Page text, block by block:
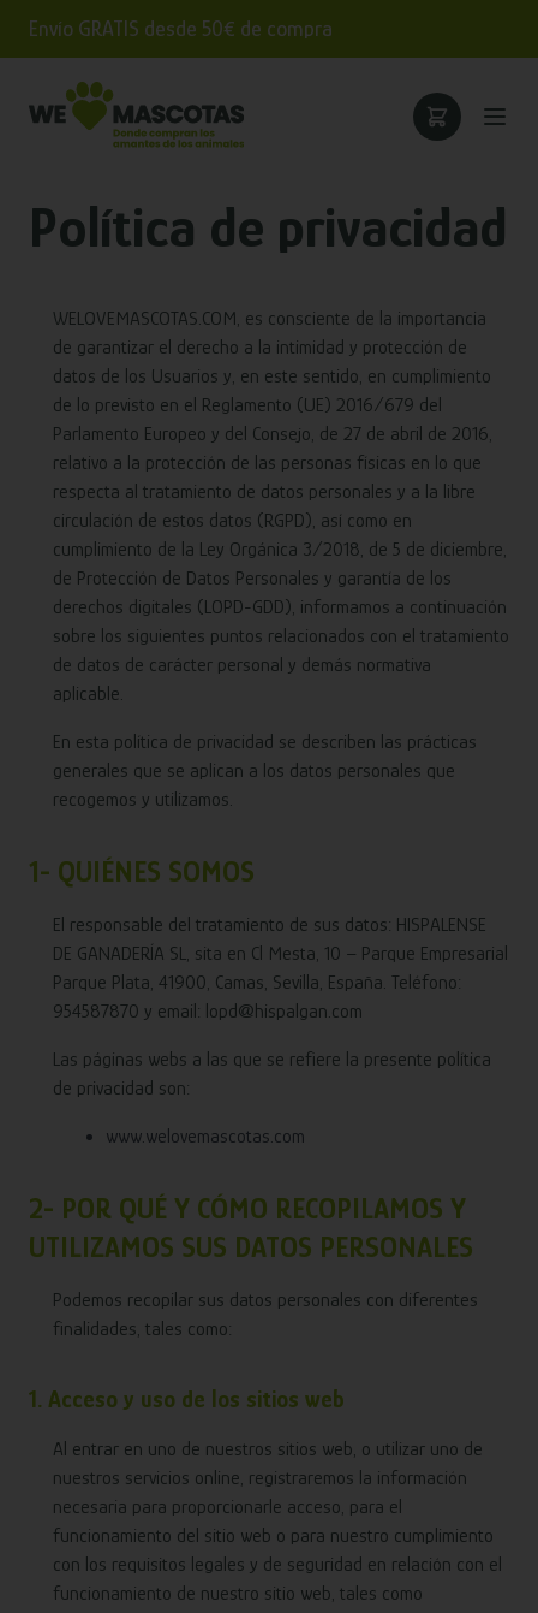
Envío GRATIS desde 50€ de compra
Política de privacidad
WELOVEMASCOTAS.COM, es consciente de la importancia
de garantizar el derecho a la intimidad y protección de
datos de los Usuarios y, en este sentido, en cumplimiento
de lo previsto en el Reglamento (UE) 2016/679 del
Parlamento Europeo y del Consejo, de 27 de abril de 2016,
relativo a la protección de las personas físicas en lo que
respecta al tratamiento de datos personales y a la libre
circulación de estos datos (RGPD), así como en
cumplimiento de la Ley Orgánica 3/2018, de 5 de diciembre,
de Protección de Datos Personales y garantía de los
derechos digitales (LOPD-GDD), informamos a continuación
sobre los siguientes puntos relacionados con el tratamiento
de datos de carácter personal y demás normativa
aplicable.
En esta política de privacidad se describen las prácticas
generales que se aplican a los datos personales que
recogemos y utilizamos.
1- QUIÉNES SOMOS
El responsable del tratamiento de sus datos: HISPALENSE
DE GANADERÍA SL, sita en Cl Mesta, 10 – Parque Empresarial
Parque Plata, 41900, Camas, Sevilla, España. Teléfono:
954587870 y email: lopd@hispalgan.com
Las páginas webs a las que se refiere la presente política
de privacidad son:
www.welovemascotas.com
2- POR QUÉ Y CÓMO RECOPILAMOS Y
UTILIZAMOS SUS DATOS PERSONALES
Podemos recopilar sus datos personales con diferentes
finalidades, tales como:
1. Acceso y uso de los sitios web
Al entrar en uno de nuestros sitios web, o utilizar uno de
nuestros servicios online, registraremos la información
necesaria para proporcionarle acceso, para el
funcionamiento del sitio web o para nuestro cumplimiento
con los requisitos legales y de seguridad en relación con el
funcionamiento de nuestro sitio web, tales como